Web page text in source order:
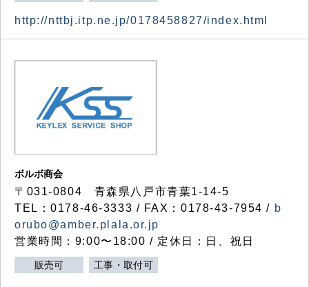
http://nttbj.itp.ne.jp/0178458827/index.html
ボルボ商会
〒031-0804 青森県八戸市青葉1-14-5
TEL：0178-46-3333 / FAX：0178-43-7954 / b
orubo@amber.plala.or.jp
営業時間：9:00〜18:00 / 定休日：日、祝日
販売可 工事・取付可